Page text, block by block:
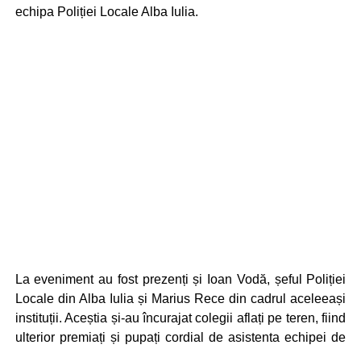
echipa Poliției Locale Alba Iulia.
La eveniment au fost prezenți și Ioan Vodă, șeful Poliției
Locale din Alba Iulia și Marius Rece din cadrul aceleeași
instituții. Aceștia și-au încurajat colegii aflați pe teren, fiind
ulterior premiați și pupați cordial de asistenta echipei de